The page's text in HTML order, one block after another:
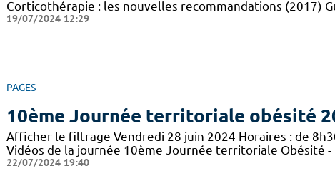
Corticothérapie : les nouvelles recommandations (2017)
19/07/2024 12:29
PAGES
10ème Journée territoriale obésité
Afficher le filtrage Vendredi 28 juin 2024 Horaires : de
Vidéos de la journée 10ème Journée territoriale Obésité
22/07/2024 19:40